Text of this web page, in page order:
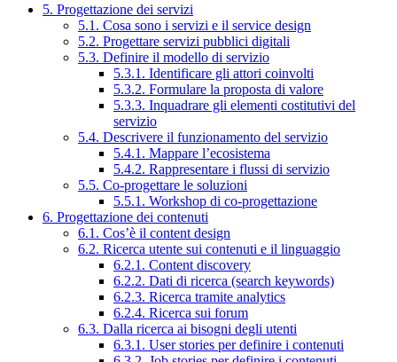
5. Progettazione dei servizi
5.1. Cosa sono i servizi e il service design
5.2. Progettare servizi pubblici digitali
5.3. Definire il modello di servizio
5.3.1. Identificare gli attori coinvolti
5.3.2. Formulare la proposta di valore
5.3.3. Inquadrare gli elementi costitutivi del
servizio
5.4. Descrivere il funzionamento del servizio
5.4.1. Mappare l’ecosistema
5.4.2. Rappresentare i flussi di servizio
5.5. Co-progettare le soluzioni
5.5.1. Workshop di co-progettazione
6. Progettazione dei contenuti
6.1. Cos’è il content design
6.2. Ricerca utente sui contenuti e il linguaggio
6.2.1. Content discovery
6.2.2. Dati di ricerca (search keywords)
6.2.3. Ricerca tramite analytics
6.2.4. Ricerca sui forum
6.3. Dalla ricerca ai bisogni degli utenti
6.3.1. User stories per definire i contenuti